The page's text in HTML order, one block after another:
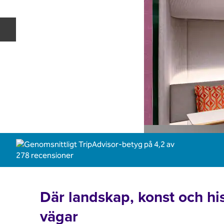
Där landskap, konst och
vägar